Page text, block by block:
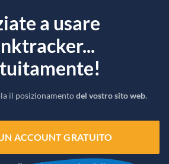
a usare
il posizionamentodel vostro sito web.
ACCOUNT GRATUITO